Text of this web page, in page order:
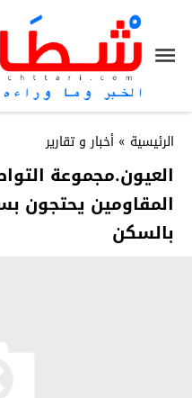
الرئيسية » أخبار و تقارير
العيون.مجموعة
المقاومين يحتجون
بالسكن